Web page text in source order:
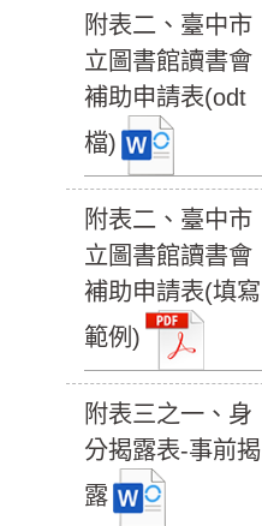
附表二、臺中市
立圖書館讀書會
補助申請表(odt
檔)
附表二、臺中市
立圖書館讀書會
補助申請表(填寫
範例)
附表三之一、身
分揭露表-事前揭
露